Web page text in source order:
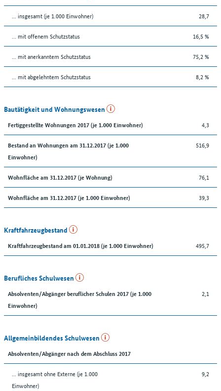
... insgesamt (je 1.000 Einwohner) 28,7
… mit offenem Schutzstatus 16,5 %
... mit anerkanntem Schutzstatus 75,2 %
... mit abgelehntem Schutzstatus 8,2 %
Bautätigkeit und Wohnungswesen
Fertiggestellte Wohnungen 2017 (je 1.000 Einwohner) 4,3
Bestand an Wohnungen am 31.12.2017 (je 1.000
Einwohner)
516,9
Wohnfläche am 31.12.2017 (je Wohnung) 76,1
Wohnfläche am 31.12.2017 (je 1.000 Einwohner) 39,3
Kraftfahrzeugbestand
Kraftfahrzeugbestand am 01.01.2018 (je 1.000 Einwohner) 495,7
Berufliches Schulwesen
Absolventen/Abgänger beruflicher Schulen 2017 (je 1.000
Einwohner)
2,1
Allgemeinbildendes Schulwesen
Absolventen/Abgänger nach dem Abschluss 2017
... insgesamt ohne Externe (je 1.000
Einwohner)
9,2